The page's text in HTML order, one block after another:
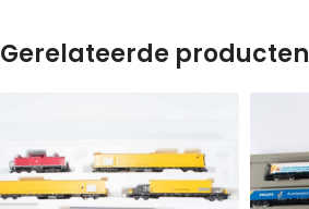
Gerelateerde producten